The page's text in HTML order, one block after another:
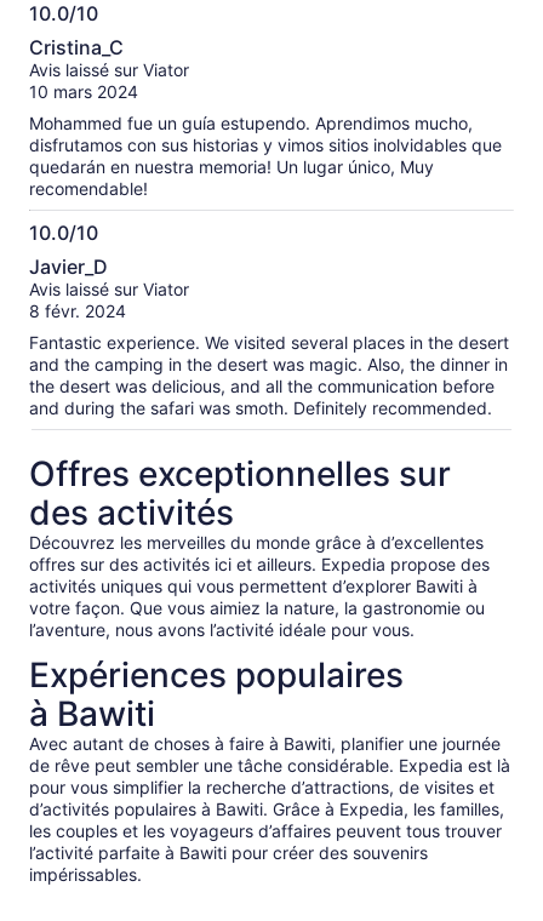
10.0/10
10.0
sur
10
Cristina_C
Avis laissé sur Viator
10 mars 2024
Mohammed fue un guía estupendo. Aprendimos mucho,
disfrutamos con sus historias y vimos sitios inolvidables que
quedarán en nuestra memoria! Un lugar único, Muy
recomendable!
10.0/10
10.0
sur
10
Javier_D
Avis laissé sur Viator
8 févr. 2024
Fantastic experience. We visited several places in the desert
and the camping in the desert was magic. Also, the dinner in
the desert was delicious, and all the communication before
and during the safari was smoth. Definitely recommended.
Offres exceptionnelles sur
des activités
Découvrez les merveilles du monde grâce à d’excellentes
offres sur des activités ici et ailleurs. Expedia propose des
activités uniques qui vous permettent d’explorer Bawiti à
votre façon. Que vous aimiez la nature, la gastronomie ou
l’aventure, nous avons l’activité idéale pour vous.
Expériences populaires
à Bawiti
Avec autant de choses à faire à Bawiti, planifier une journée
de rêve peut sembler une tâche considérable. Expedia est là
pour vous simplifier la recherche d’attractions, de visites et
d’activités populaires à Bawiti. Grâce à Expedia, les familles,
les couples et les voyageurs d’affaires peuvent tous trouver
l’activité parfaite à Bawiti pour créer des souvenirs
impérissables.